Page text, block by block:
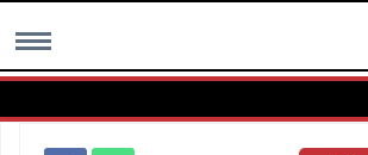
MENU